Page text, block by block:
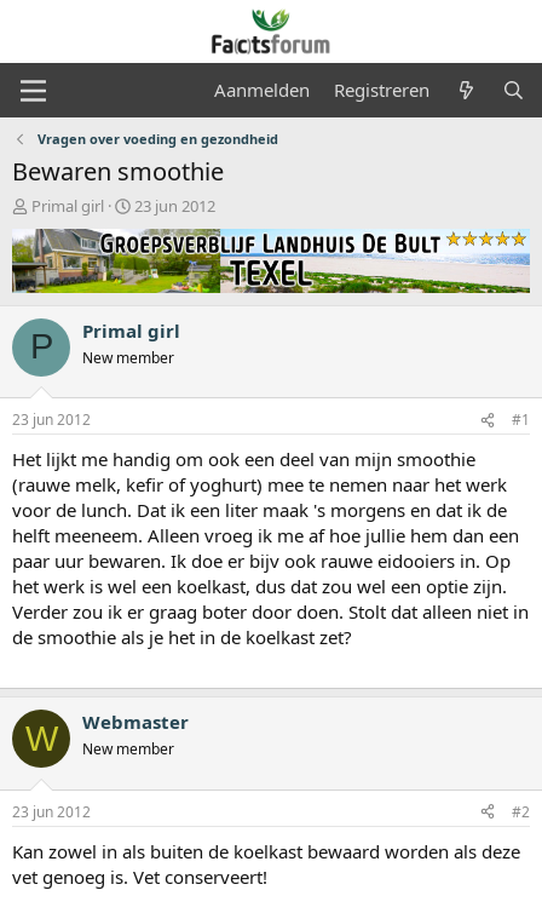
Aanmelden Registreren
Vragen over voeding en gezondheid
Bewaren smoothie
O
n
d
e
r
w
e
r
p
s
t
r
t
e
r
Primal girl
S
a
r
t
a
t
m
23 jun 2012
P Primal girl
New member
23 jun 2012 #1
Het lijkt me handig om ook een deel van mijn smoothie
(rauwe melk, kefir of yoghurt) mee te nemen naar het werk
voor de lunch. Dat ik een liter maak 's morgens en dat ik de
helft meeneem. Alleen vroeg ik me af hoe jullie hem dan een
paar uur bewaren. Ik doe er bijv ook rauwe eidooiers in. Op
het werk is wel een koelkast, dus dat zou wel een optie zijn.
Verder zou ik er graag boter door doen. Stolt dat alleen niet in
de smoothie als je het in de koelkast zet?
W Webmaster
New member
23 jun 2012 #2
Kan zowel in als buiten de koelkast bewaard worden als deze
vet genoeg is. Vet conserveert!